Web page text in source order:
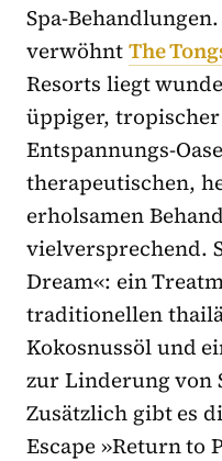
Spa-
verwöhntThe
Resorts liegt
üppiger,
Entspannungs-
therapeutischen,
erholsamen
vielversprechend.
Dream«: ein
traditionellen
Kokosnussöl und
zur Linderung von
Zusätzlich gibt es
Escape »Return to